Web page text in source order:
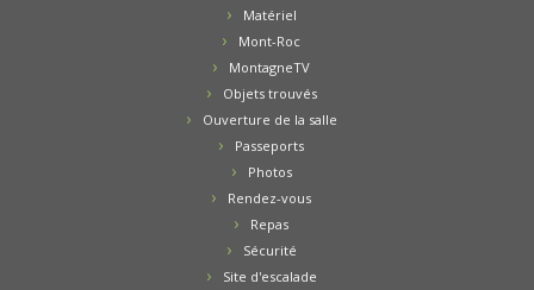
Matériel
Mont-Roc
MontagneTV
Objets trouvés
Ouverture de la salle
Passeports
Photos
Rendez-vous
Repas
Sécurité
Site d'escalade